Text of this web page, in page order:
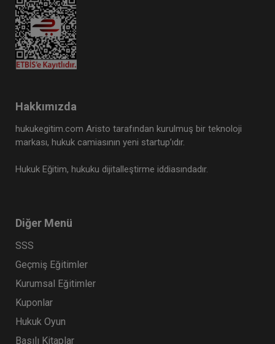
Hakkımızda
hukukegitim.com Aristo tarafından kurulmuş bir teknoloji
markası, hukuk camiasının yeni startup’ıdır.
Hukuk Eğitim, hukuku dijitalleştirme iddiasındadır.
Diğer Menü
SSS
Geçmiş Eğitimler
Kurumsal Eğitimler
Kuponlar
Hukuk Oyun
Basılı Kitaplar